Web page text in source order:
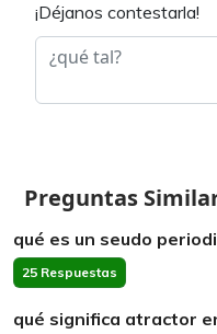
¡Déjanos contestarla!
Preguntas
qué es un seudo
25 Respuestas
qué significa atractor